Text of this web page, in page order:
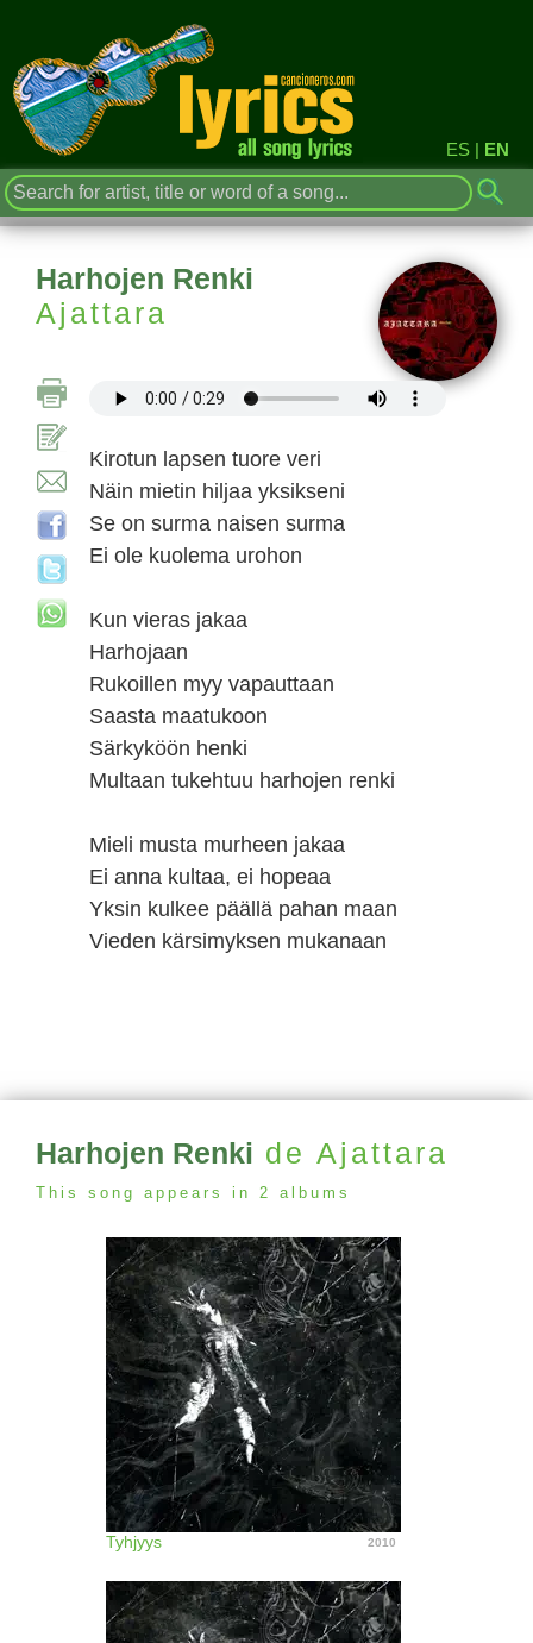
ES | EN
Harhojen Renki
Ajattara
Kirotun lapsen tuore veri
Näin mietin hiljaa yksikseni
Se on surma naisen surma
Ei ole kuolema urohon
Kun vieras jakaa
Harhojaan
Rukoillen myy vapauttaan
Saasta maatukoon
Särkyköön henki
Multaan tukehtuu harhojen renki
Mieli musta murheen jakaa
Ei anna kultaa, ei hopeaa
Yksin kulkee päällä pahan maan
Vieden kärsimyksen mukanaan
Harhojen Renki de Ajattara
This song appears in 2 albums
Tyhjyys 2010